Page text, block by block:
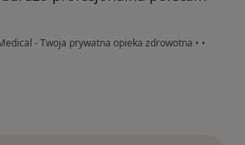
- Twoja prywatna opieka zdrowotna • •